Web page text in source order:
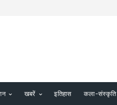
खबरें इतिहास कला-संस्कृति